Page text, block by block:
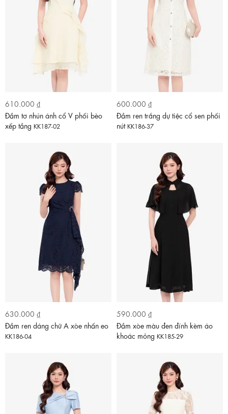
610.000 ₫
Đầm tơ nhún ánh cổ V phối bèo
xếp tầng KK187-02
600.000 ₫
Đầm ren trắng dự tiệc cổ sen phối
nút KK186-37
630.000 ₫
Đầm ren dáng chữ A xòe nhấn eo
KK186-04
590.000 ₫
Đầm xòe màu đen đính kèm áo
khoác mỏng KK185-29